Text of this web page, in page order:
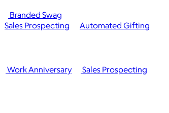
Branded Swag
Work Anniversary
Sales Prospecting
Sales Prospecting Automated Gifting